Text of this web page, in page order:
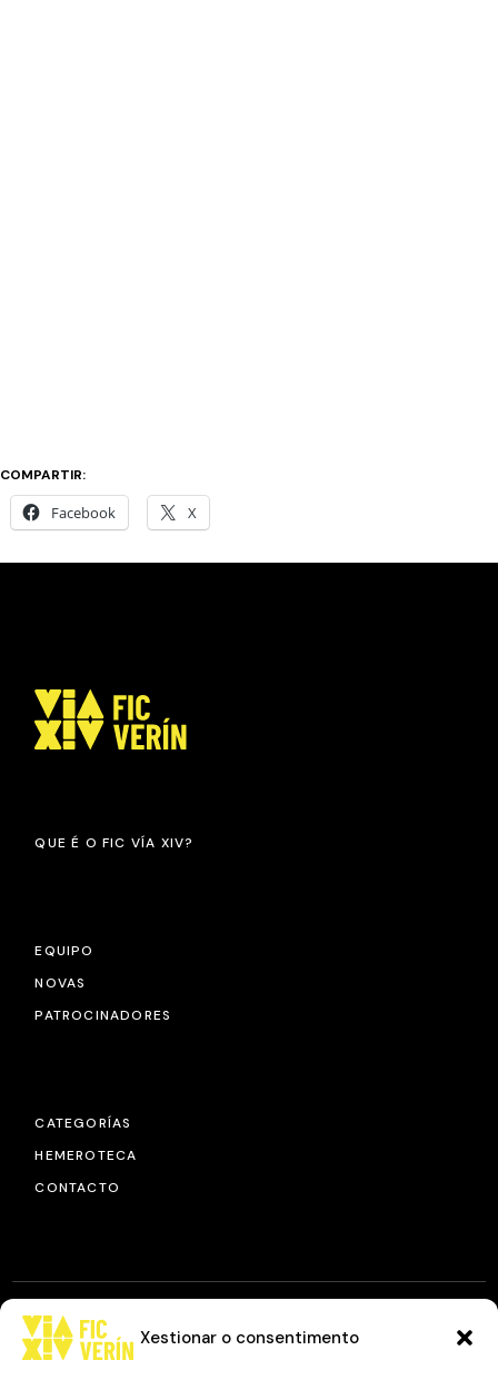
Xestionar o consentimento
COMPARTIR:
Facebook X
QUE É O FIC VÍA XIV?
EQUIPO
NOVAS
PATROCINADORES
CATEGORÍAS
HEMEROTECA
CONTACTO